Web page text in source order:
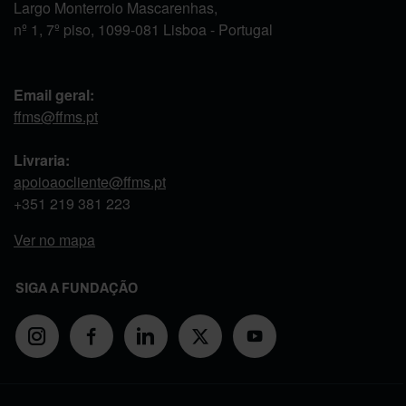
Largo Monterroio Mascarenhas,
nº 1, 7º piso, 1099-081 Lisboa - Portugal
Email geral:
ffms@ffms.pt
Livraria:
apoioaocliente@ffms.pt
+351 219 381 223
Ver no mapa
SIGA A FUNDAÇÃO